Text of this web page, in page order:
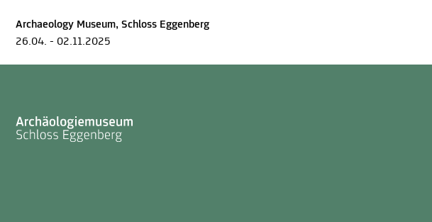
Archaeology Museum, Schloss Eggenberg
26.04. - 02.11.2025